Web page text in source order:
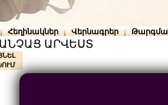
Հեղինակներ Վերնագրեր
ԱՐՎԵՍՏ